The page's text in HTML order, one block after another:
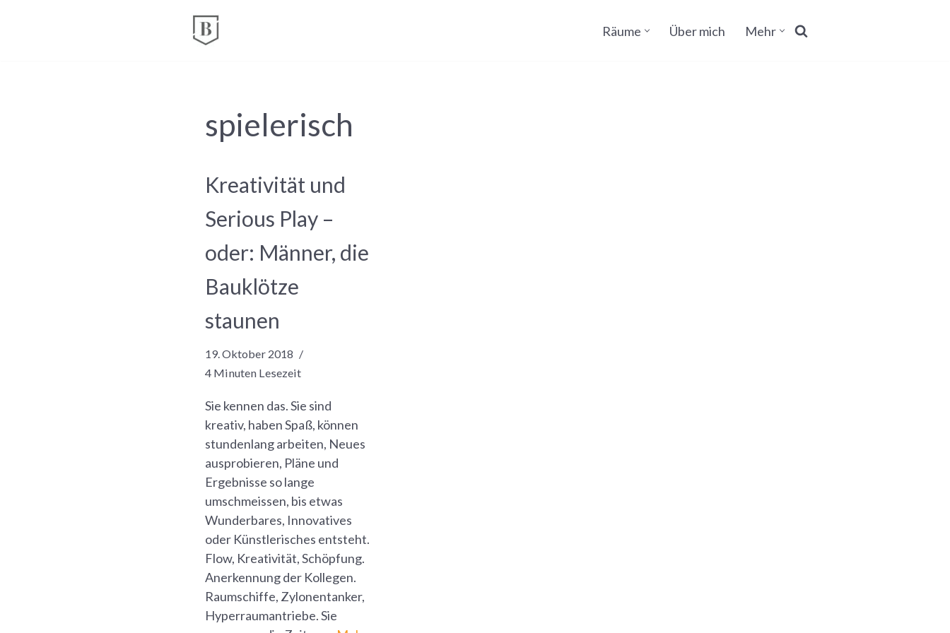
Räume Über mich Mehr
spielerisch
Kreativität und
Serious Play –
oder: Männer, die
Bauklötze
staunen
19. Oktober 2018
4 Minuten Lesezeit
Sie kennen das. Sie sind
kreativ, haben Spaß, können
stundenlang arbeiten, Neues
ausprobieren, Pläne und
Ergebnisse so lange
umschmeissen, bis etwas
Wunderbares, Innovatives
oder Künstlerisches entsteht.
Flow, Kreativität, Schöpfung.
Anerkennung der Kollegen.
Raumschiffe, Zylonentanker,
Hyperraumantriebe. Sie